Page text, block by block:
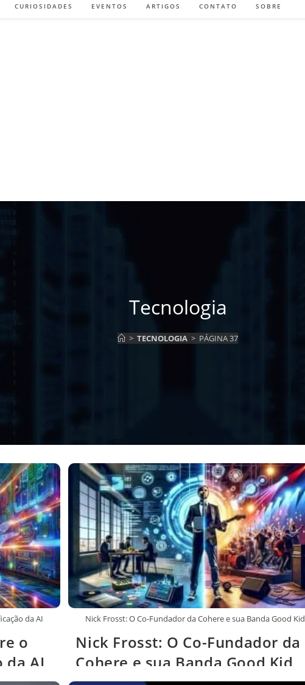
CURIOSIDADES EVENTOS ARTIGOS CONTATO SOBRE
Tecnologia
> TECNOLOGIA > PÁGINA 37
da AI
o
da AI
Nick Frosst: O Co-Fundador da Cohere e sua Banda Good Kid
Nick Frosst: O Co-Fundador da
Cohere e sua Banda Good Kid